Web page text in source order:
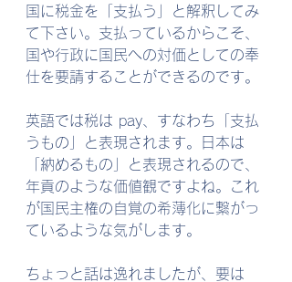
国に税金を「支払う」と解釈してみ
て下さい。支払っているからこそ、
国や行政に国民への対価としての奉
仕を要請することができるのです。
英語では税は pay、すなわち「支払
うもの」と表現されます。日本は
「納めるもの」と表現されるので、
年貢のような価値観ですよね。これ
が国民主権の自覚の希薄化に繋がっ
ているような気がします。
ちょっと話は逸れましたが、要は